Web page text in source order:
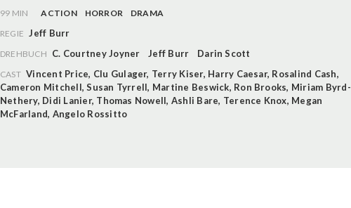
99 MIN ACTION HORROR
DRAMA
REGIE Jeff Burr
DREHBUCH C. Courtney Joyner Jeff Burr Darin Scott
CAST Vincent Price, Clu Gulager, Terry Kiser, Harry Caesar, Rosalind Cash,
Cameron Mitchell,Susan Tyrrell, Martine Beswick, Ron Brooks, Miriam Byrd-
Nethery, Didi Lanier, Thomas Nowell, Ashli Bare, Terence Knox, Megan
McFarland, Angelo Rossitto